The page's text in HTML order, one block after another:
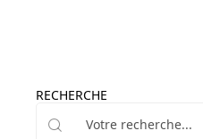
RECHERCHE